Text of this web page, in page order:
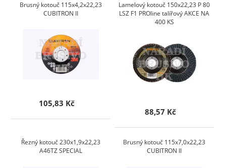
Brusný kotouč 115x4,2x22,23
CUBITRON II
105,83 Kč
Lamelový kotouč 150x22,23 P 80
LSZ F1 PROline talířový AKCE NA
400 KS
88,57 Kč
Řezný kotouč 230x1,9x22,23
A46TZ SPECIAL
Brusný kotouč 115x7,0x22,23
CUBITRON II